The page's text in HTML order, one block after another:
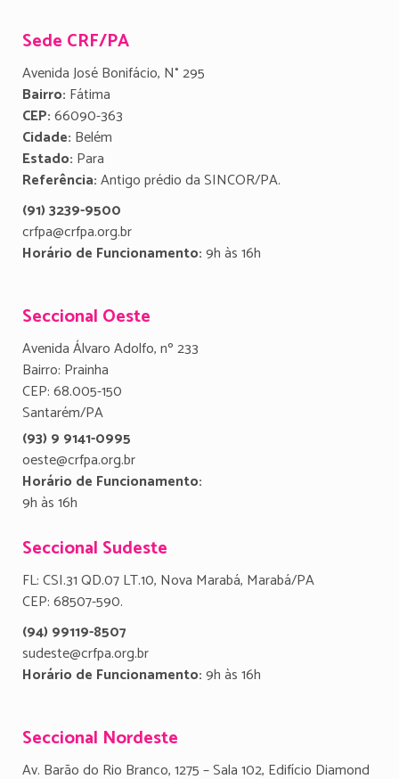
Sede CRF/PA
Avenida José Bonifácio, N° 295
Bairro: Fátima
CEP:66090-363
Cidade: Belém
Estado: Para
Referência:Antigo prédio da SINCOR/PA.
(91) 3239-9500
crfpa@crfpa.org.br
Horário de Funcionamento:9h às 16h
Seccional Oeste
Avenida Álvaro Adolfo, nº 233
Bairro: Prainha
CEP: 68.005-150
Santarém/PA
(93) 9 9141-0995
oeste@crfpa.org.br
Horário de Funcionamento:
9h às 16h
Seccional Sudeste
FL: CSI.31 QD.07 LT.10, Nova Marabá, Marabá/PA
CEP: 68507-590.
(94) 99119-8507
sudeste@crfpa.org.br
Horário de Funcionamento:9h às 16h
Seccional Nordeste
Av. Barão do Rio Branco, 1275 – Sala 102, Edifício Diamond